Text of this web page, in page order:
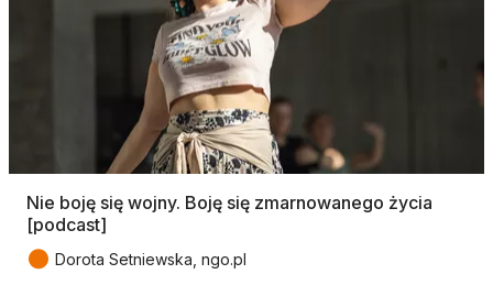
Nie boję się wojny. Boję się zmarnowanego życia
[podcast]
● Dorota Setniewska, ngo.pl